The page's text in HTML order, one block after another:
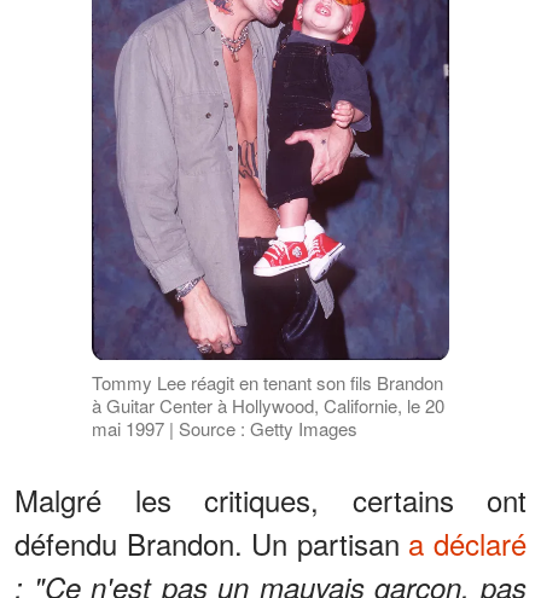
Tommy Lee réagit en tenant son fils Brandon
à Guitar Center à Hollywood, Californie, le 20
mai 1997 | Source : Getty Images
Malgré les critiques, certains ont
défendu Brandon. Un partisan a déclaré
: "Ce n'est pas un mauvais garçon, pas